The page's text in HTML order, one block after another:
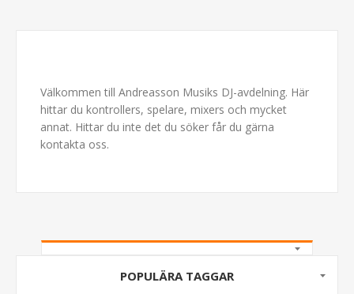
Välkommen till Andreasson Musiks DJ-avdelning. Här
hittar du kontrollers, spelare, mixers och mycket
annat. Hittar du inte det du söker får du gärna
kontakta oss.
POPULÄRA TAGGAR